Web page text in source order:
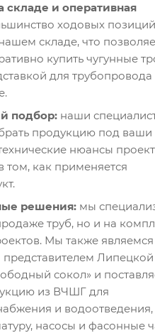
складе и оперативная
ходовых позиций
складе, что
купить чугунные
для трубопровода
подбор: наши
продукцию под ваши
нюансы
том, как применяется
решения: мы
труб, но и на
Мы также являемся
Липецкой
сокол» и
из ВЧШГ для
и водоотведения,
насосы и фасонные